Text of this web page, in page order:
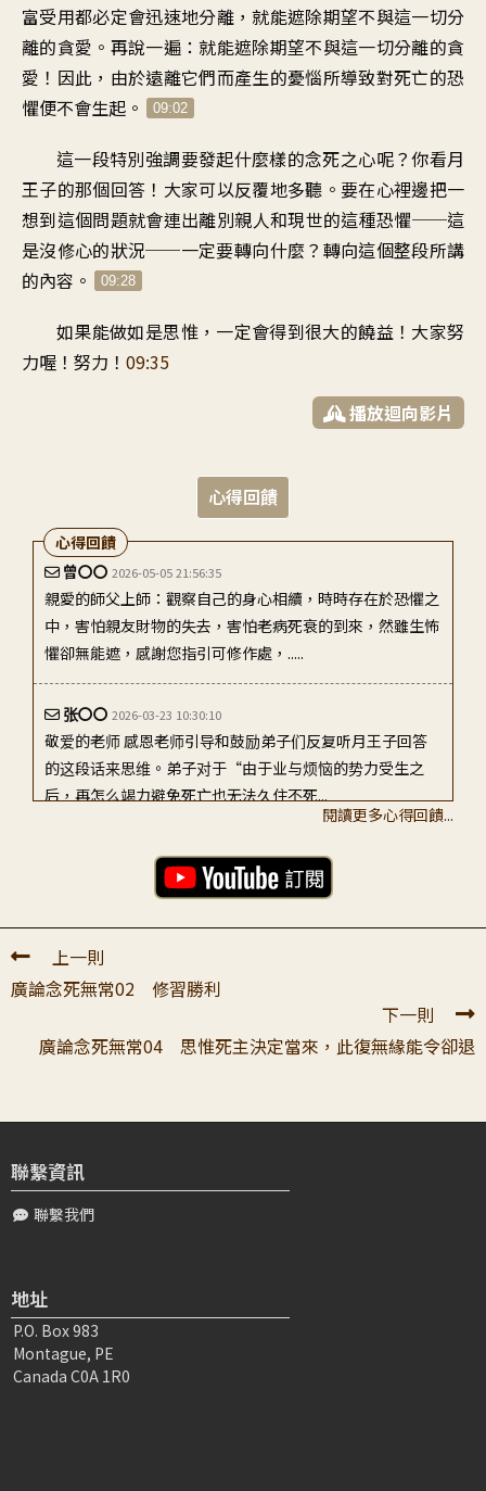
富受用都必定會迅速地分離 ，就能遮除期望不與這一切分
離的貪愛 。 再說一遍 ：就能遮除期望不與這一切分離的貪
愛 ！ 因此 ， 由於遠離它們而產生的憂惱所導致對死亡的恐
懼便不會生起 。 09:02
這一段特別強調要發起什麼樣的念死之心呢？你看月
王子的那個回答 ！ 大家可以反覆地多聽 。要在心裡邊把一
想到這個問題就會連出離別親人和現世的這種恐懼──這
是沒修心的狀況──一定要轉向什麼 ？ 轉向這個整段所講
的內容 。 09:28
如果能做如是思惟 ， 一定會得到很大的饒益 ！ 大家努
力喔！努力 ！ 09:35
播放迴向影片
心得回饋
曾〇〇 2026-05-05 21:56:35
親愛的師父上師：觀察自己的身心相續，時時存在於恐懼之
中，害怕親友財物的失去，害怕老病死衰的到來，然雖生怖
懼卻無能遮，感謝您指引可修作處，.....
张〇〇 2026-03-23 10:30:10
敬爱的老师 感恩老师引导和鼓励弟子们反复听月王子回答
的这段话来思维。弟子对于“由于业与烦恼的势力受生之
后，再怎么竭力避免死亡也无法久住不死...
2026-04-22 06:42:30
頂禮上師 這講學習到要發起怎樣念死的心?由於惑業所受取
呂〇〇2026-03-25 12:18:45
感恩老師帶念死課程正確念死是未能滅惡趣苦因，未能成辦
增上生因，而怖畏， 但當弟子受病苦時，想到的事，還未
頂禮上師：感恩老師說：當何等念死之心，聽清楚強調，我
們能解決點事嗎？該恐懼的是尚未成辦後世的利益（一定要
阻擋惡趣之因），也沒成辦增上生及決定...
頂禮大寶恩師： 感恩 老師為弟子宣講念死無常，跟著 老師
一字一句讀著廣論原文，仿佛 宗大師帶著弟子恭讀一般，
光是聽 老師恭讀原文都能感受到...
心得回饋
閱讀更多心得回饋...
上一則
廣論念死無常02 修習勝利
下一則
廣論念死無常04 思惟死主決定當來，此復無緣能令卻退
聯繫資訊
聯繫我們
地址
P.O. Box 983
Montague, PE
Canada C0A 1R0